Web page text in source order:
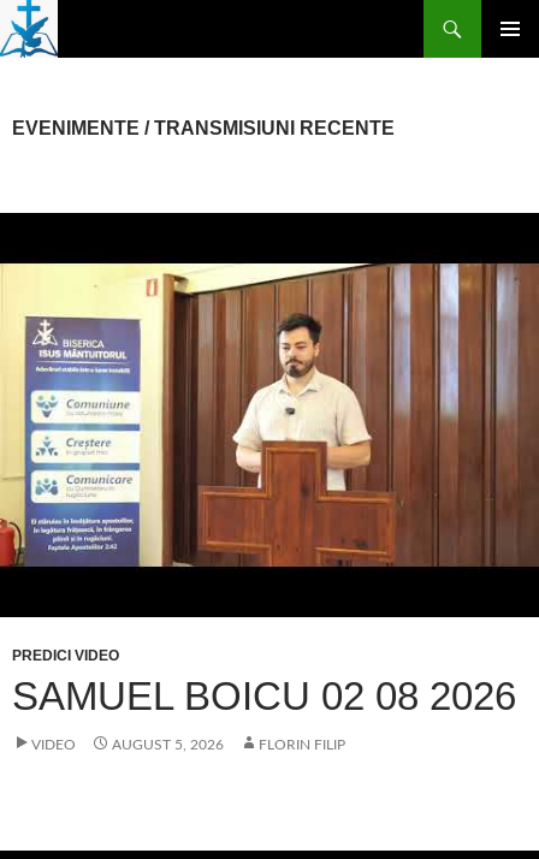
Skip
to
Search
EVENIMENTE / TRANSMISIUNI RECENTE
PREDICI VIDEO
SAMUEL BOICU 02 08 2026
VIDEO AUGUST 5, 2026 FLORIN FILIP